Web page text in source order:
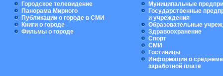
Городское телевидение
Панорама Мирного
Публикации о городе в СМИ
Книги о городе
Фильмы о городе
Муниципальные
Государственные
и учреждения
Образовательные
Здравоохранение
Спорт
СМИ
Гостиницы
Информация о
заработной плате